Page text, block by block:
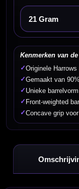
Kies een
Kenmerken van
✓Originele
✓Gemaakt van
✓ Unieke
✓ Front-weighted
✓Concave grip